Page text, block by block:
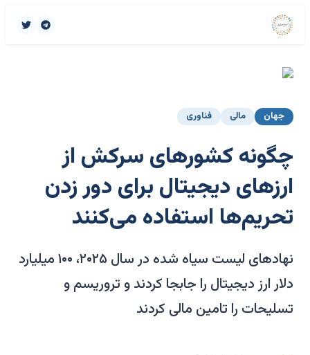
جهان مالی فناوری
چگونه کشورهای سرکش از
ارزهای دیجیتال برای دور زدن
تحریم‌ها استفاده می‌کنند
نهادهای لیست سیاه شده در سال ۲۰۲۵، ۱۰۰ میلیارد
دلار ارز دیجیتال را جابجا کردند و تروریسم و
تسلیحات را تامین مالی کردند